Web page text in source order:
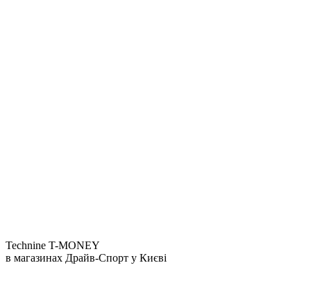
Technine T-MONEY
в магазинах Драйв-Спорт у Києві